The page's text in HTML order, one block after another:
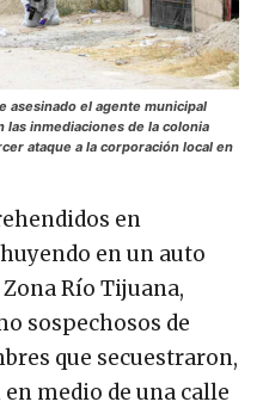
asesinado el agente municipal
las inmediaciones de la colonia
ataque a la corporación local en
en
en un auto
Río Tijuana,
sospechosos de
que secuestraron,
medio de una calle